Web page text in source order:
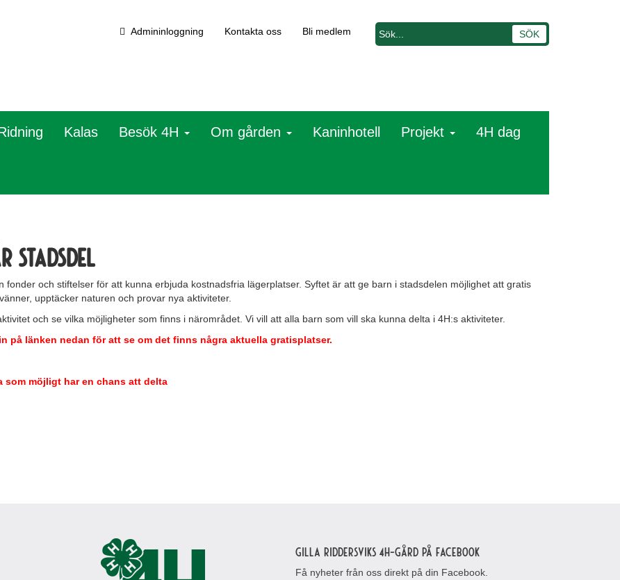
Admininloggning Kontakta oss Bli medlem
Kalas Besök 4H Om gården Kaninhotell Projekt 4H dag
stadsdel
och stiftelser för att kunna erbjuda kostnadsfria lägerplatser. Syftet är att ge barn i stadsdelen möjlighet att gratis
upptäcker naturen och provar nya aktiviteter.
och se vilka möjligheter som finns i närområdet. Vi vill att alla barn som vill ska kunna delta i 4H:s aktiviteter.
på länken nedan för att se om det finns några aktuella gratisplatser.
som möjligt har en chans att delta
Gilla Riddersviks 4H-gård på Facebook
Få nyheter från oss direkt på din Facebook.